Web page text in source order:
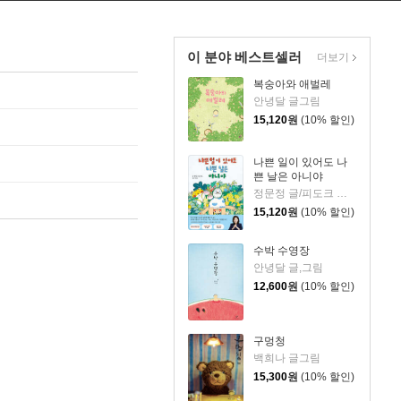
이 분야 베스트셀러
복숭아와 애벌레
안녕달 글그림
15,120원 (10% 할인)
나쁜 일이 있어도 나
쁜 날은 아니야
정문정 글/피도크 그림/천근아 감수
15,120원 (10% 할인)
수박 수영장
안녕달 글,그림
12,600원 (10% 할인)
구멍청
백희나 글그림
15,300원 (10% 할인)
더보기